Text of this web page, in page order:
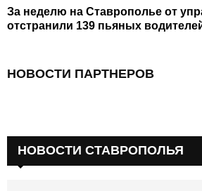
За неделю на Ставрополье от
отстранили 139 пьяных
НОВОСТИ ПАРТНЕРОВ
НОВОСТИ СТАВРОПОЛЬЯ